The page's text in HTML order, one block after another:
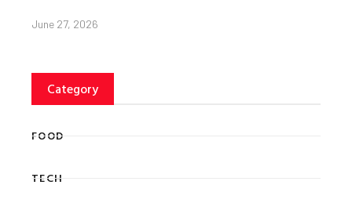
June 27, 2026
Category
FOOD
TECH